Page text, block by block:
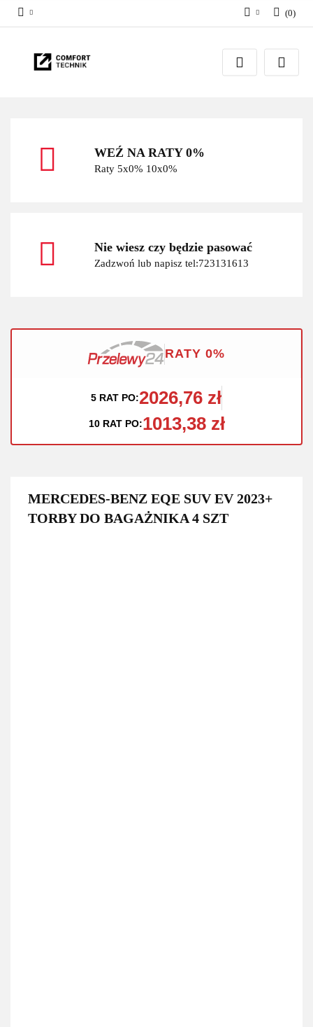
Zaloguj się
Zarejestruj się
(0)
WEŹ NA RATY 0%
Raty 5x0% 10x0%
Nie wiesz czy będzie pasować
Zadzwoń lub napisz tel:723131613
RATY 0%
5 RAT PO:2026,76 zł
10 RAT PO:1013,38 zł
MERCEDES-BENZ EQE SUV EV 2023+
TORBY DO BAGAŻNIKA 4 SZT